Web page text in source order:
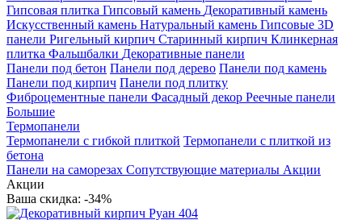
Гипсовая плитка Гипсовый камень Декоративный камень
Искусственный камень Натуральный камень Гипсовые 3D
панели Ригельный кирпич Старинный кирпич Клинкерная
плитка Фальшбалки Декоративные панели
Панели под бетон Панели под дерево Панели под камень
Панели под кирпич Панели под плитку
Фиброцементные панели Фасадный декор Реечные панели
Большие
Термопанели
Термопанели с гибкой плиткой Термопанели с плиткой из
бетона
Панели на саморезах Сопутствующие материалы Акции
Акции
Ваша скидка: -34%